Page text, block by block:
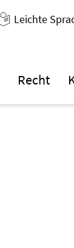
Leichte
Recht